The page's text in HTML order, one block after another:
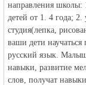
объявления в
направления школы:
детей от 1. 4 года;
студия(лепка,
ваши дети
русский язык.
навыки, развитие
слов, получат